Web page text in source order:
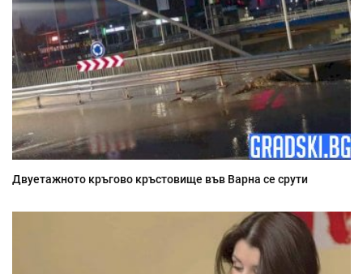
Двуетажното кръгово кръстовище във Варна се срути